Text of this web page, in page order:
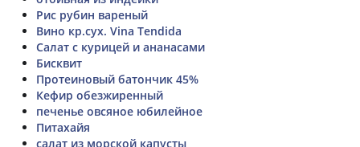
Рис рубин вареный
Вино кр.сух. Vina Tendida
Салат с курицей и ананасами
Бисквит
Протеиновый батончик 45%
Кефир обезжиренный
печенье овсяное юбилейное
Питахайя
салат из морской капусты